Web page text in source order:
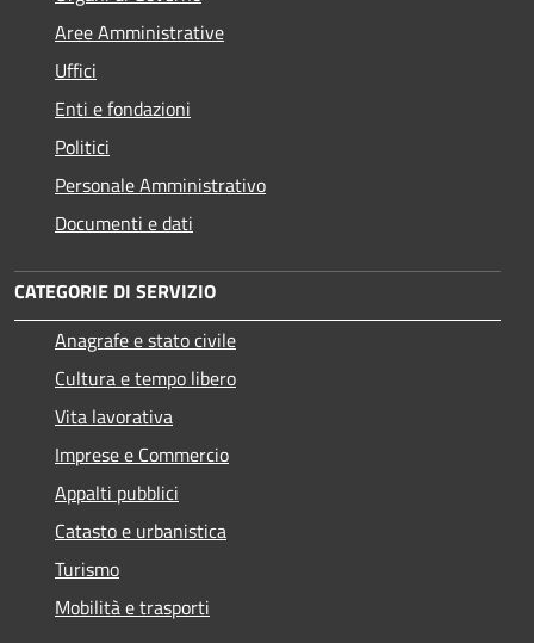
Aree Amministrative
Uffici
Enti e fondazioni
Politici
Personale Amministrativo
Documenti e dati
CATEGORIE DI SERVIZIO
Anagrafe e stato civile
Cultura e tempo libero
Vita lavorativa
Imprese e Commercio
Appalti pubblici
Catasto e urbanistica
Turismo
Mobilità e trasporti